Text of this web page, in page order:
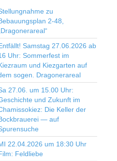
zu
2-48,
„Dragonerareal“
Samstag 27.06.2026 ab
Uhr: Sommerfest im
und Kiezgarten auf
sogen. Dragonerareal
27.06. um 15.00 Uhr:
und Zukunft im
Die Keller der
— auf
22.04.2026 um 18:30 Uhr
Feldliebe